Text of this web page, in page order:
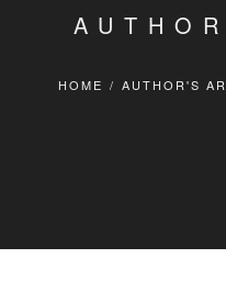
HOME / AUTHOR'S